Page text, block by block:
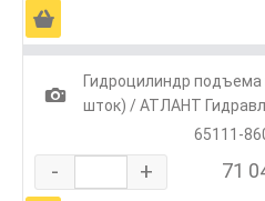
Ä
1
Гидроцилиндр подъема
шток) / АТЛАНТ
65111-
- + 71